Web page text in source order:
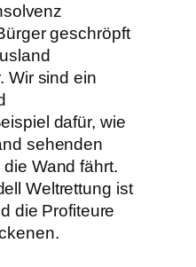
geschröpft
Wir sind ein
dafür, wie
sehenden
Wand fährt.
Weltrettung ist
die Profiteure